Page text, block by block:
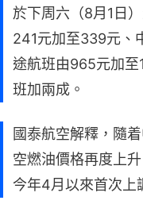
於下周六（8月1日
241元加至339元、
途航班由965元加
班加兩成。
國泰航空解釋，隨
空燃油價格再度上
今年4月以來首次上